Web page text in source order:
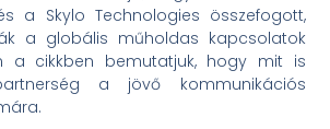
a Skylo Technologies összefogott,
a globális műholdas kapcsolatok
a cikkben bemutatjuk, hogy mit is
a jövő kommunikációs